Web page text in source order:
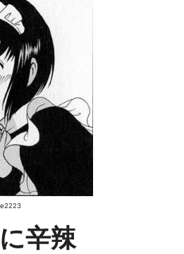
辛辣